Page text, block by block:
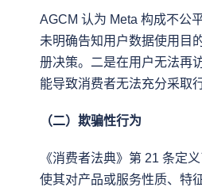
AGCM 认为 Meta 构成不公
未明确告知用户数据使用目
册决策。二是在用户无法再
能导致消费者无法充分采取
（二）欺骗性行为
《消费者法典》第 21 条定
使其对产品或服务性质、特